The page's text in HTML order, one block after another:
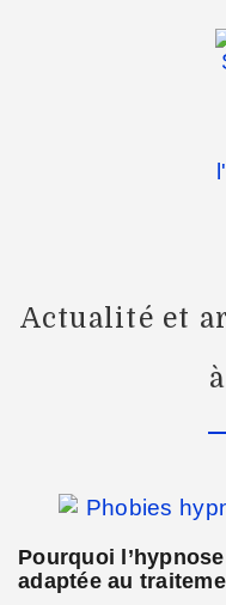
Actualité et
Pourquoi
adaptée au